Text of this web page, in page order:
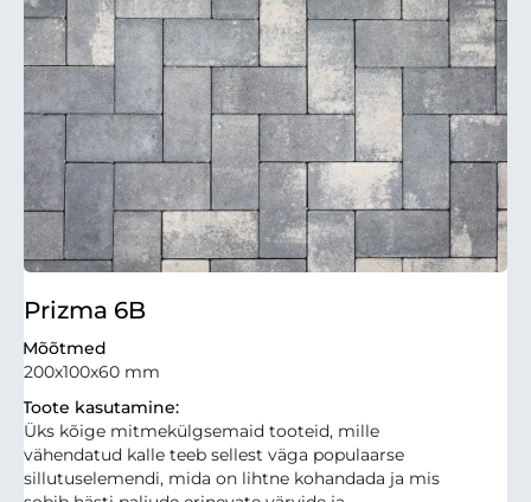
Prizma 6B
Mõõtmed
200x100x60 mm
Toote kasutamine:
Üks kõige mitmekülgsemaid tooteid, mille
vähendatud kalle teeb sellest väga populaarse
sillutuselemendi, mida on lihtne kohandada ja mis